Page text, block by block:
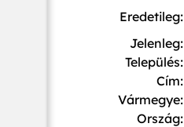
Eredetileg:
Jelenleg:
Település:
Cím:
Vármegye:
Ország: